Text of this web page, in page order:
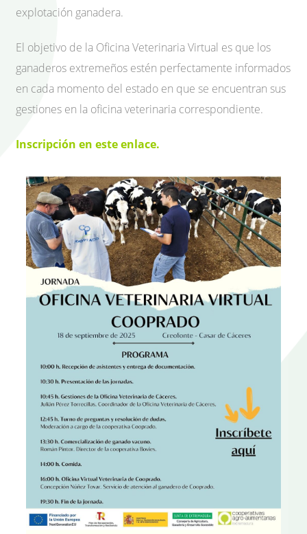
explotación ganadera.
El objetivo de la Oficina Veterinaria Virtual es que los
ganaderos extremeños estén perfectamente informados
en cada momento del estado en que se encuentran sus
gestiones en la oficina veterinaria correspondiente.
Inscripción en este enlace.